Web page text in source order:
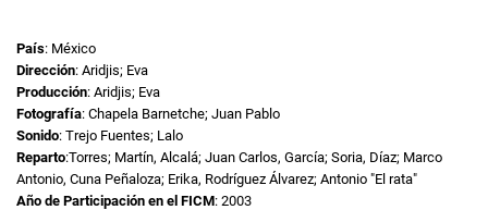
País: México
Dirección: Aridjis; Eva
Producción: Aridjis; Eva
Fotografía: Chapela Barnetche; Juan Pablo
Sonido: Trejo Fuentes; Lalo
Reparto:Torres; Martín, Alcalá; Juan Carlos, García; Soria, Díaz; Marco
Antonio, Cuna Peñaloza; Erika, Rodríguez Álvarez; Antonio "El rata"
Año de Participación en el FICM: 2003